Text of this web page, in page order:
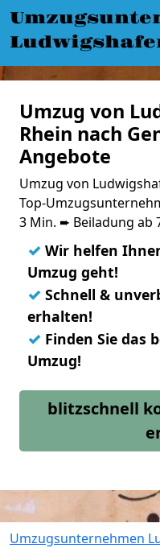
Umzug von
Rhein nach
Angebote
Umzug von
Top-
3 Min. ➨ Beiladung ab
✓ Wir helfen
Umzug geht!
✓ Schnell &
erhalten!
✓ Finden Sie das
Umzug!
blitzschnell
Umzugsunternehmen